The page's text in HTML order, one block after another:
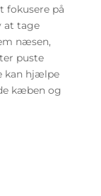
fokusere på
at tage
næsen,
puste
kan hjælpe
kæben og